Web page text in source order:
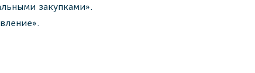
закупками».